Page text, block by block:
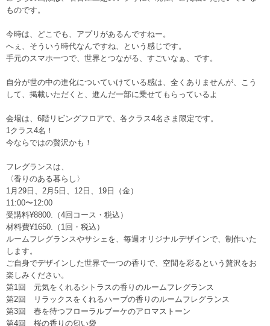
ものです。
今時は、どこでも、アプリがあるんですねー。
へぇ、そういう時代なんですね、という感じです。
手元のスマホ一つで、世界とつながる、すごいなぁ、です。
自分が世の中の進化についていけている感は、全くありませんが、こう
して、掲載いただくと、進んだ一部に乗せてもらっているよ
会場は、6階リビングフロアで、各クラス4名さま限定です。
1クラス4名！
今ならではの贅沢かも！
フレグランスは、
〈香りのある暮らし〉
1月29日、2月5日、12日、19日（金）
11:00〜12:00
受講料¥8800.（4回コース・税込）
材料費¥1650.（1回・税込）
ルームフレグランスやサシェを、毎週オリジナルデザインで、制作いた
します。
ご自身でデザインした世界で一つの香りで、空間を彩るという贅沢をお
楽しみください。
第1回 元気をくれるシトラスの香りのルームフレグランス
第2回 リラックスをくれるハーブの香りのルームフレグランス
第3回 春を待つフローラルブーケのアロマストーン
第4回 桜の香りの匂い袋